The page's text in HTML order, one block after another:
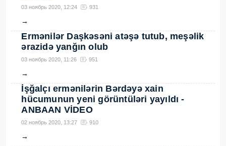
03 ноябрь 2020, 12:24 931
→
Ermənilər Daşkəsəni atəşə tutub, meşəlik
ərazidə yanğın olub
03 ноябрь 2020, 11:26 951
→
İşğalçı ermənilərin Bərdəyə xain
hücumunun yeni görüntüləri yayıldı -
ANBAAN VİDEO
02 ноябрь 2020, 13:27 910
→